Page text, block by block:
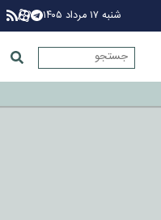
شنبه ۱۷ مرداد ۱۴۰۵